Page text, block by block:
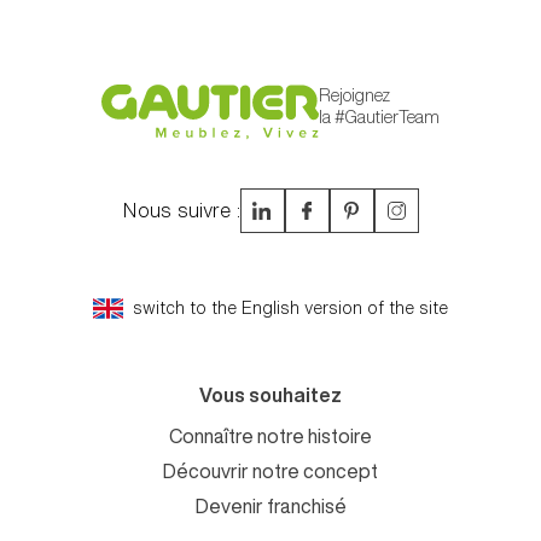
Rejoignez
la #GautierTeam
Nous suivre :
switch to the English version of the site
Vous souhaitez
Connaître notre histoire
Découvrir notre concept
Devenir franchisé